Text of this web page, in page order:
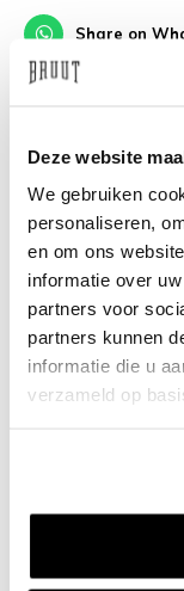
Deze website
We gebruiken
personaliseren,
en om ons
informatie over
partners voor
partners kunnen
informatie die u
verzameld op
Share on
30 days
/10 on
Need help?
About this product
Shipment and